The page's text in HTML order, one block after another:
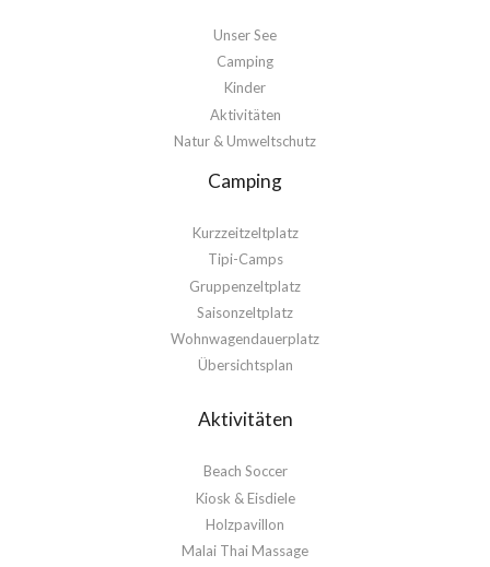
Unser See
Camping
Kinder
Aktivitäten
Natur & Umweltschutz
Camping
Kurzzeitzeltplatz
Tipi-Camps
Gruppenzeltplatz
Saisonzeltplatz
Wohnwagendauerplatz
Übersichtsplan
Aktivitäten
Beach Soccer
Kiosk & Eisdiele
Holzpavillon
Malai Thai Massage